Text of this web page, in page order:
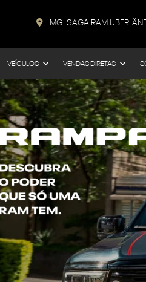
MG: SAGA RAM
VEÍCULOS VENDAS DIRETAS